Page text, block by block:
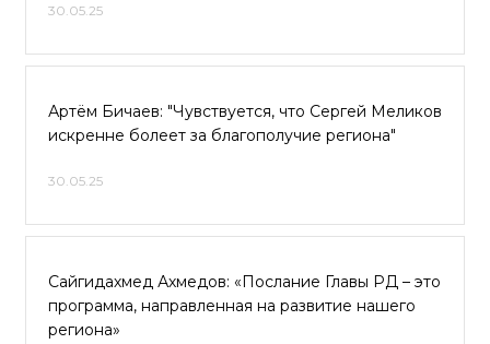
30.05.25
Артём Бичаев: "Чувствуется, что Сергей Меликов
искренне болеет за благополучие региона"
30.05.25
Сайгидахмед Ахмедов: «Послание Главы РД – это
программа, направленная на развитие нашего
региона»